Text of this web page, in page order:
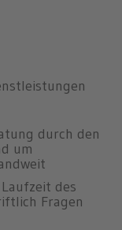
durch den
um
des
Fragen